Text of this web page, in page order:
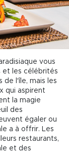
vous
et les célébrités
de l'île, mais les
qui aspirent
la magie
des
égaler ou
a à offrir. Les
restaurants,
et des